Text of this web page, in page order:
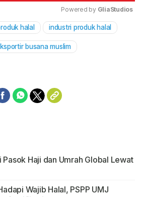
Mute
Powered by GliaStudios
halal industri produk halal
busana muslim
Pasok Haji dan Umrah Global Lewat
Wajib Halal, PSPP UMJ